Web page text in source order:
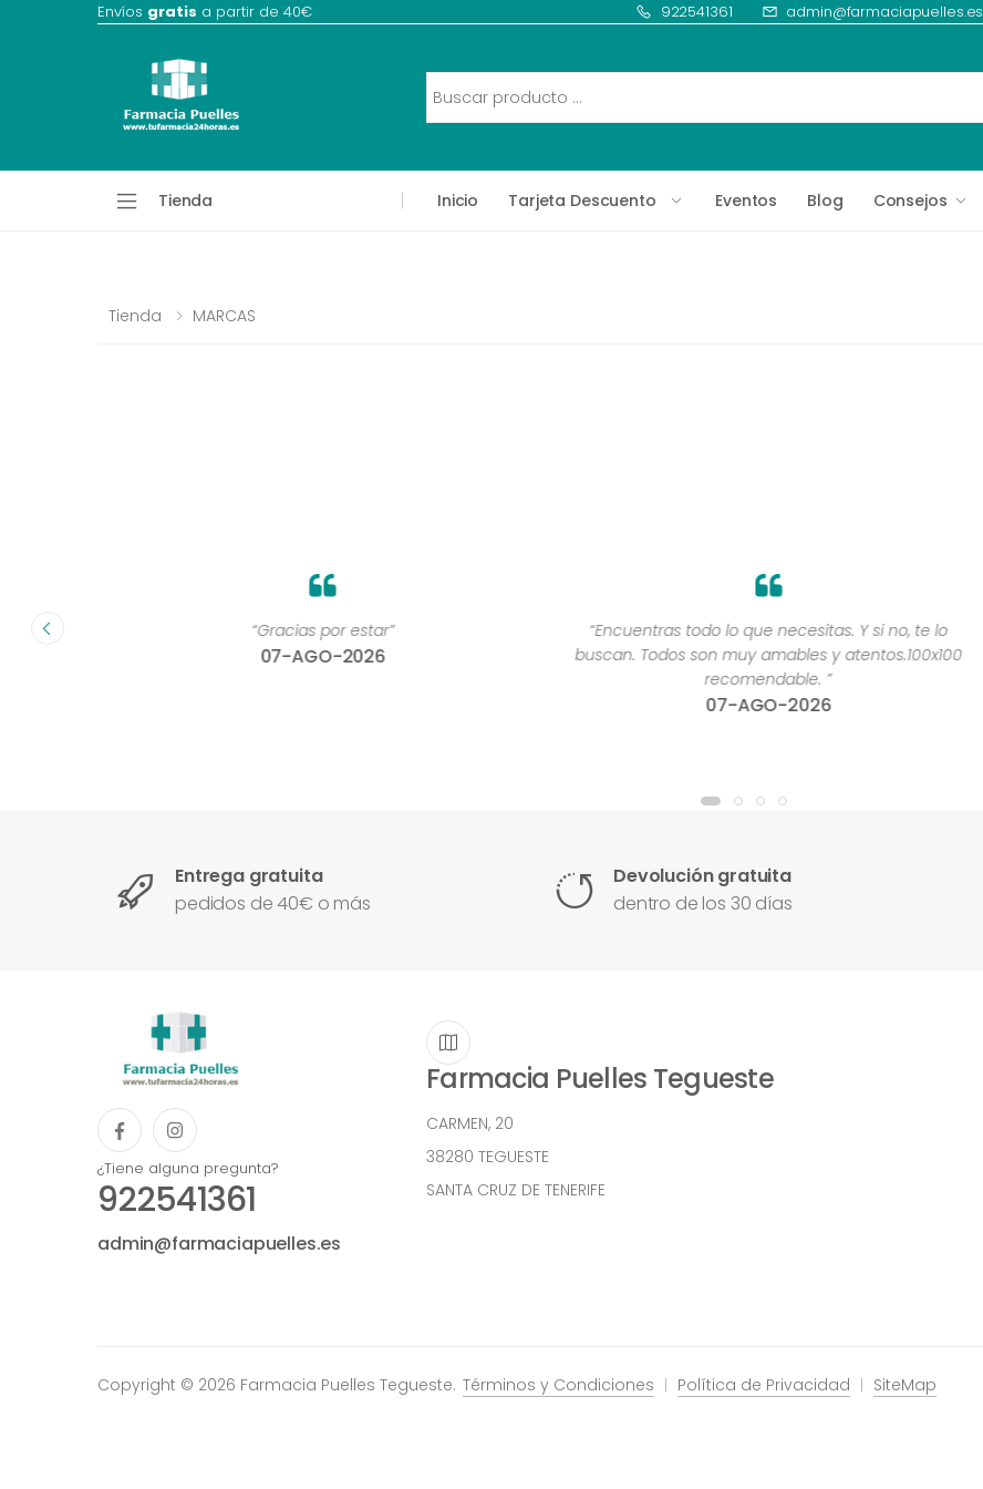
Envíos gratis a partir de 40€ 922541361 admin@farmaciapuelles.es
Tienda Inicio Tarjeta Descuento Eventos Blog Consejos
Tienda MARCAS
“Gracias por estar”
07-AGO-2026
“Encuentras todo lo que necesitas. Y si no, te lo
buscan. Todos son muy amables y atentos.100x100
recomendable. ”
07-AGO-2026
Entrega gratuita
pedidos de 40€ o más
Devolución gratuita
dentro de los 30 días
¿Tiene alguna pregunta?
922541361
admin@farmaciapuelles.es
Farmacia Puelles Tegueste
CARMEN, 20
38280 TEGUESTE
SANTA CRUZ DE TENERIFE
Copyright © 2026 Farmacia Puelles Tegueste. Términos y Condiciones Política de Privacidad SiteMap